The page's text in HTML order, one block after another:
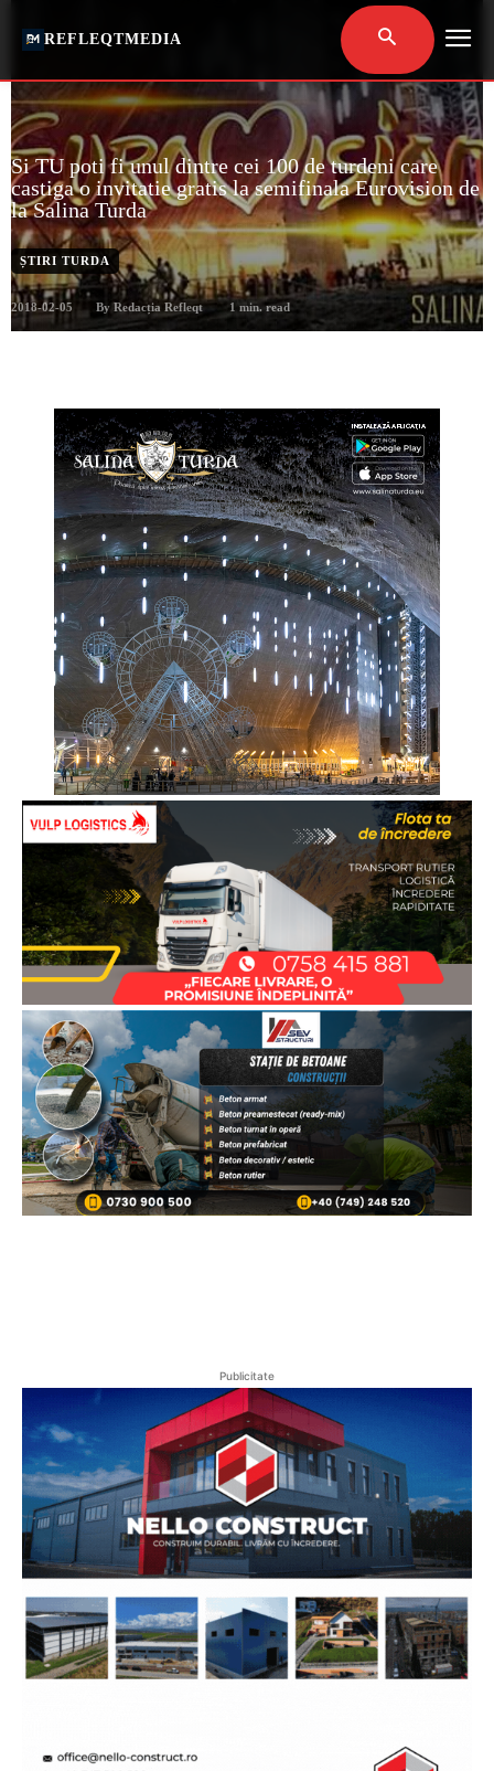
REFLEQTMEDIA
Si TU poti fi unul dintre cei 100 de turdeni care
castiga o invitatie gratis la semifinala Eurovision de
la Salina Turda
ȘTIRI TURDA
2018-02-05 By Redacția Refleqt 1 min. read
Publicitate